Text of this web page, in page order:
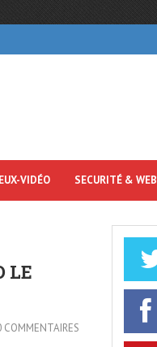
VIDÉO SECURITÉ & WEB
LE
COMMENTAIRES